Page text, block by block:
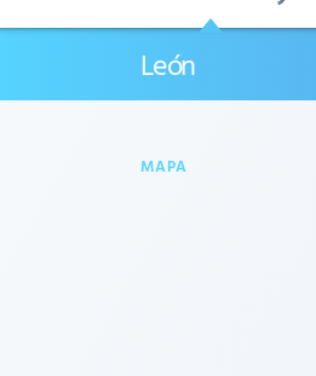
León
MAPA